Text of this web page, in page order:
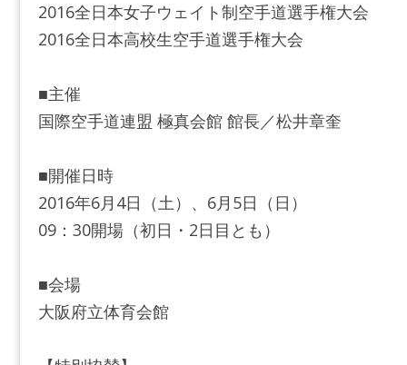
2016全日本女子ウェイト制空手道選手権大会
2016全日本高校生空手道選手権大会
■主催
国際空手道連盟 極真会館 館長／松井章奎
■開催日時
2016年6月4日（土）、6月5日（日）
09：30開場（初日・2日目とも）
■会場
大阪府立体育会館